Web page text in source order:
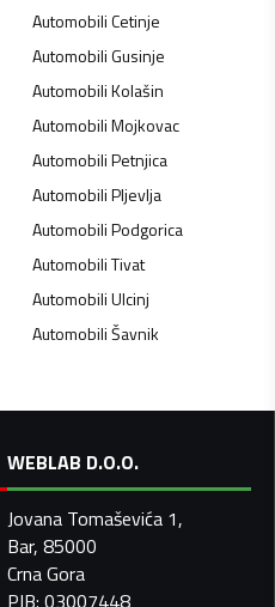
AutomobiliCetinje
AutomobiliGusinje
AutomobiliKolašin
AutomobiliMojkovac
AutomobiliPetnjica
AutomobiliPljevlja
AutomobiliPodgorica
AutomobiliTivat
AutomobiliUlcinj
AutomobiliŠavnik
WEBLAB D.O.O.
Jovana Tomaševića 1,
Bar, 85000
Crna Gora
PIB: 03007448